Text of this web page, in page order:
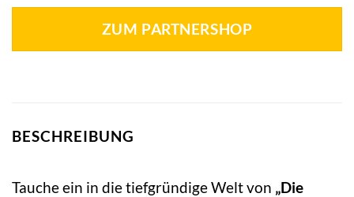
ZUM PARTNERSHOP
BESCHREIBUNG
Tauche ein in die tiefgründige Welt von „Die